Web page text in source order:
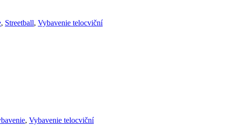
, Streetball, Vybavenie telocviční
, Vybavenie telocviční